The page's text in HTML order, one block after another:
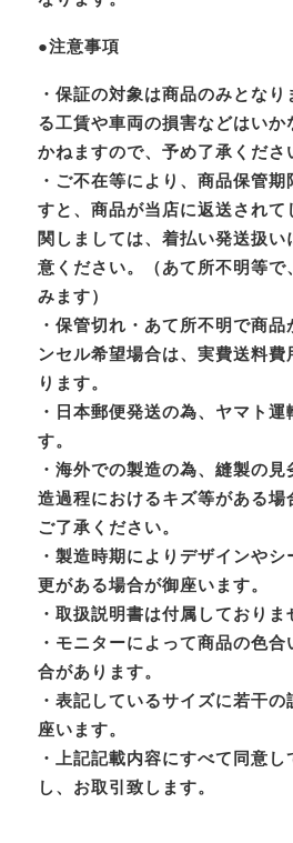
●注意事項
・保証の対象は商品のみとな
る工賃や車両の損害などはいか
かねますので、予め了承くださ
・ご不在等により、商品保管
すと、商品が当店に返送されて
関しましては、着払い発送扱
意ください。（あて所不明等で
みます）
・保管切れ・あて所不明で商
ンセル希望場合は、実費送料
ります。
・日本郵便発送の為、ヤマト運
す。
・海外での製造の為、縫製の
造過程におけるキズ等がある場
ご了承ください。
・製造時期によりデザインや
更がある場合が御座います。
・取扱説明書は付属しておりま
・モニターによって商品の色
合があります。
・表記しているサイズに若干
座います。
・上記記載内容にすべて同意
し、お取引致します。